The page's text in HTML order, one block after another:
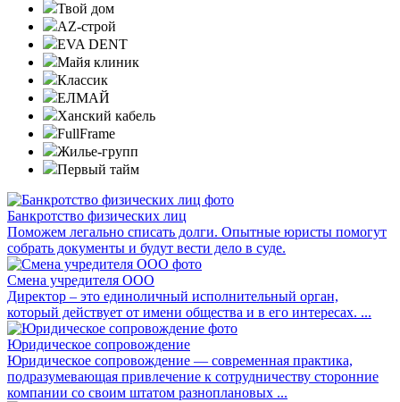
Твой дом
AZ-строй
EVA DENT
Майя клиник
Классик
ЕЛМАЙ
Ханский кабель
FullFrame
Жилье-групп
Первый тайм
Банкротство физических лиц
Поможем легально списать долги. Опытные юристы помогут
собрать документы и будут вести дело в суде.
Смена учредителя ООО
Директор – это единоличный исполнительный орган,
который действует от имени общества и в его интересах. ...
Юридическое сопровождение
Юридическое сопровождение — современная практика,
подразумевающая привлечение к сотрудничеству сторонние
компании со своим штатом разноплановых ...